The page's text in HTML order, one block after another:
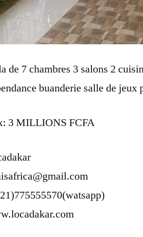
de 7 chambres 3 salons 2
buanderie salle de jeux
3 MILLIONS FCFA